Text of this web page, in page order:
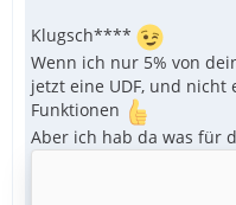
Klugsch****
Wenn ich nur 5% von
jetzt eine UDF, und
Funktionen
Aber ich hab da was für